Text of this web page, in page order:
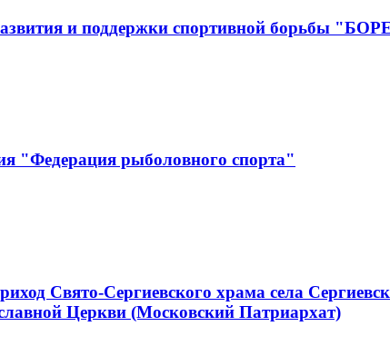
и поддержки спортивной борьбы
"Федерация рыболовного спорта"
Свято-Сергиевского храма села
Церкви (Московский Патриархат)